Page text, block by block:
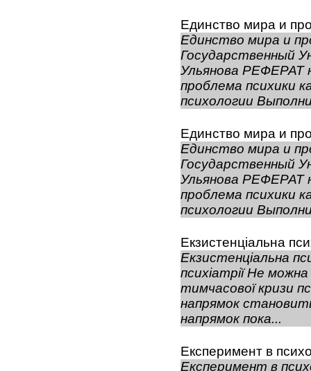
Единство мира и
Единство мира и
Государственный
Ульянова РЕФЕРАТ
проблема психики
психологии
Единство мира и
Единство мира и
Государственный
Ульянова РЕФЕРАТ
проблема психики
психологии
Екзистенціальна
Екзистенціальна
психіатрії Не
тимчасової кризи
напрямок
напрямок пока...
Експеримент в
Експеримент в